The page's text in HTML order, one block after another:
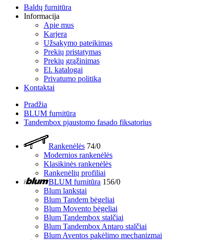
Baldų furnitūra
Informacija
Apie mus
Karjera
Užsakymo pateikimas
Prekių pristatymas
Prekių grąžinimas
El. katalogai
Privatumo politika
Kontaktai
Pradžia
BLUM furnitūra
Tandembox pjaustomo fasado fiksatorius
Rankenėlės 74/0
Modernios rankenėlės
Klasikinės rankenėlės
Rankenėlių profiliai
BLUM furnitūra 156/0
Blum lankstai
Blum Tandem bėgeliai
Blum Movento bėgeliai
Blum Tandembox stalčiai
Blum Tandembox Antaro stalčiai
Blum Aventos pakėlimo mechanizmai